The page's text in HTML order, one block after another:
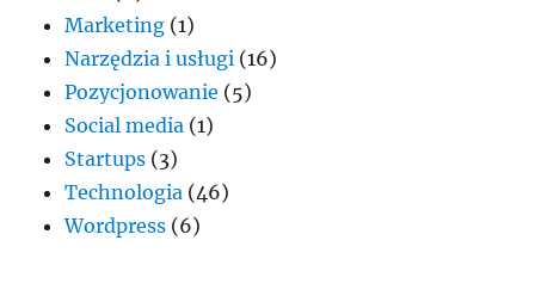
Marketing (1)
Narzędzia i usługi (16)
Pozycjonowanie (5)
Social media (1)
Startups (3)
Technologia (46)
Wordpress (6)